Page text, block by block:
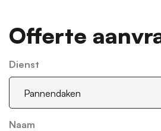
Offerte
Dienst
Naam